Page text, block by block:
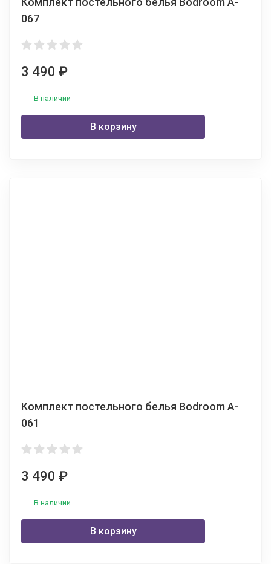
067
3 490 ₽
В наличии
В корзину
Комплект постельного белья Bodroom A-
061
3 490 ₽
В наличии
В корзину